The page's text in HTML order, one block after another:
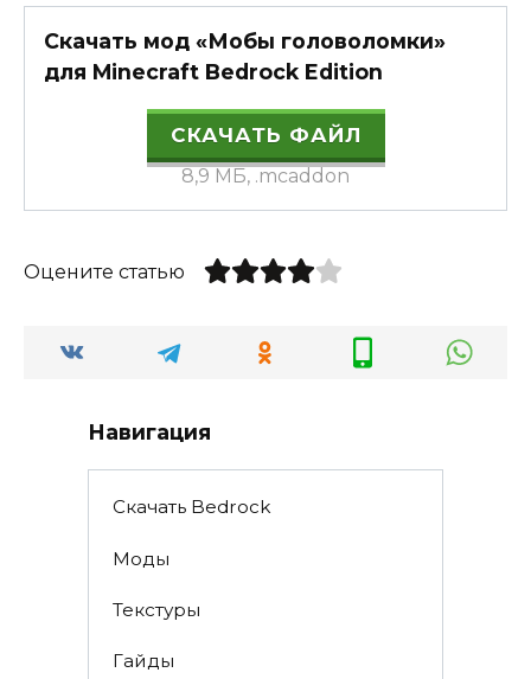
Скачать мод «Мобы головоломки»
для Minecraft Bedrock Edition
СКАЧАТЬ ФАЙЛ
8,9 МБ, .mcaddon
Оцените статью
Навигация
Скачать Bedrock
Моды
Текстуры
Гайды